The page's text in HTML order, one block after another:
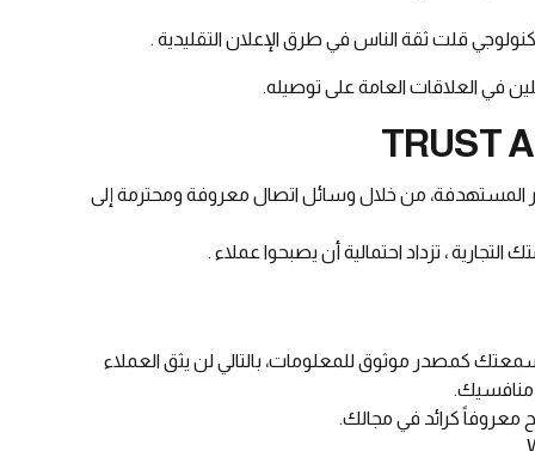
قلت ثقة الناس في طرق الإعلان التقليدية .
في العلاقات العامة على توصيله.
المستهدفة، من خلال وسائل اتصال معروفة ومحترمة إلى
، تزداد احتمالية أن يصبحوا عملاء .
كمصدر موثوق للمعلومات، بالتالي لن يثق العملاء
منافسيك.
معروفاً كرائد في مجالك.